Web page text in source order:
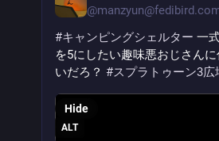
@
#キャンピングシェルター 一
を5にしたい趣味悪おじさんに
いだろ？ #スプラトゥーン3広
ALT
Hide